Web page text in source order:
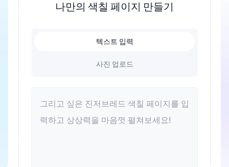
나만의 색칠 페이지 만들기
텍스트 입력
사진 업로드